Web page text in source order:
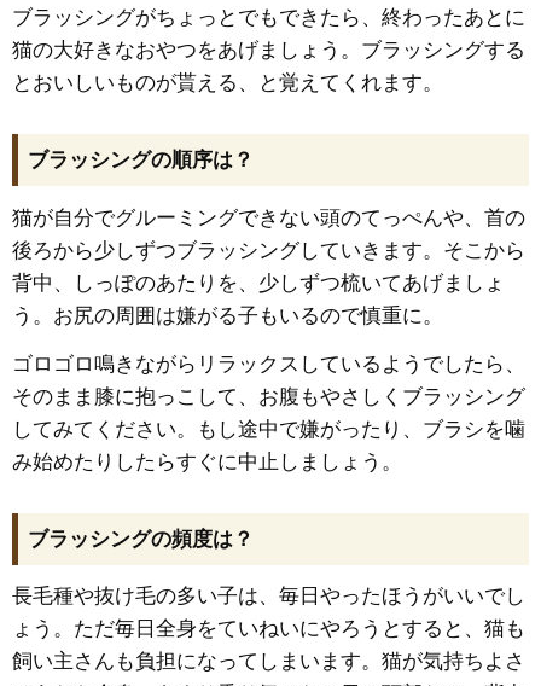
ブラッシングがちょっとでもできたら、終わったあとに
猫の大好きなおやつをあげましょう。ブラッシングする
とおいしいものが貰える、と覚えてくれます。
ブラッシングの順序は？
猫が自分でグルーミングできない頭のてっぺんや、首の
後ろから少しずつブラッシングしていきます。そこから
背中、しっぽのあたりを、少しずつ梳いてあげましょ
う。お尻の周囲は嫌がる子もいるので慎重に。
ゴロゴロ鳴きながらリラックスしているようでしたら、
そのまま膝に抱っこして、お腹もやさしくブラッシング
してみてください。もし途中で嫌がったり、ブラシを噛
み始めたりしたらすぐに中止しましょう。
ブラッシングの頻度は？
長毛種や抜け毛の多い子は、毎日やったほうがいいでし
ょう。ただ毎日全身をていねいにやろうとすると、猫も
飼い主さんも負担になってしまいます。猫が気持ちよさ